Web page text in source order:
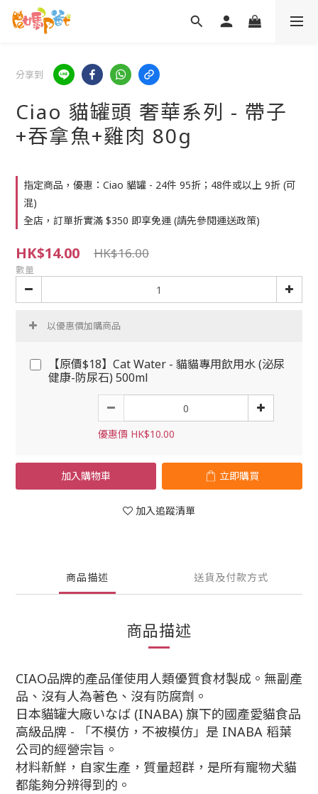
分享到
Ciao 貓罐頭 奢華系列 - 帶子
+吞拿魚+雞肉 80g
指定商品，優惠：Ciao 貓罐 - 24件 95折；48件或以上 9折 (可
混)
全店，訂單折實滿 $350 即享免運 (請先參閱運送政策)
HK$14.00 HK$16.00
數量
以優惠價加購商品
【原價$18】Cat Water - 貓貓專用飲用水 (泌尿
健康-防尿石) 500ml
優惠價 HK$10.00
加入購物車 立即購買
加入追蹤清單
商品描述 送貨及付款方式
商品描述
CIAO品牌的產品僅使用人類優質食材製成。無副產
品、沒有人為著色、沒有防腐劑。
日本貓罐大廠いなば (INABA) 旗下的國產愛貓食品
高級品牌 - 「不模仿，不被模仿」是 INABA 稻葉
公司的經營宗旨。
材料新鮮，自家生產，質量超群，是所有寵物犬貓
都能夠分辨得到的。